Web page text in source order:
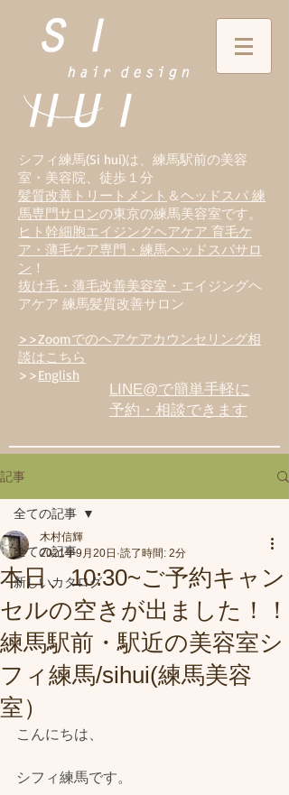
シフィ練馬(Si hui)は、 練馬駅前の美容
室・美容院、徒歩１分
髪質改善トリートメント ＆ヘッドスパ 練
馬専門サロンの東京の練馬美容室です。
ヒト幹細胞エイジングヘアケア 育毛ケ
ア・薄毛ケア専門・練馬ヘッドスパサロ
ン ！
抜け毛・薄毛改善美容室・ エイジングヘ
アケア 練馬髪質改善サロン
>>Zoomでのヘアケアカウンセリング相
談はこちら
>>English
LINE@で簡単手軽に
予約・相談できます
記事
全ての記事
新しいカタログ
全ての記事
本日、10:30~ご予約キャン
セルの空きが出ました！！
練馬駅前・駅近の美容室シ
フィ練馬/sihui(練馬美容
室）
木村信輝
2021年9月20日 読了時間: 2分
こんにちは、
シフィ練馬です。